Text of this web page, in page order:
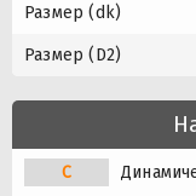
Размер (dk)
Размер (D2)
C